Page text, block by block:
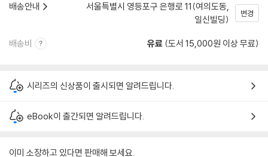
배송안내
서울특별시 영등포구 은행로 11(여의도동,
일신빌딩)
변경
배송비 유료 (도서 15,000원 이상 무료)
시리즈의 신상품이 출시되면 알려드립니다.
eBook이 출간되면 알려드립니다.
이미 소장하고 있다면 판매해 보세요.